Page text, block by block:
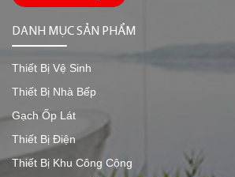
DANH MỤC SẢN PHẨM
Thiết Bị Vệ Sinh
Thiết Bị Nhà Bếp
Gạch Ốp Lát
Thiết Bị Điện
Thiết Bị Khu Công Cộng